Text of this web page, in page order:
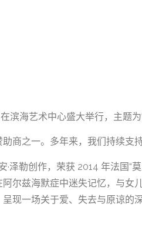
海艺术中心盛大举行，主题为
商之一。多年来，我们持续支
泽勒创作，荣获 2014 年法国“
尔兹海默症中迷失记忆，与
现一场关于爱、失去与原谅的深